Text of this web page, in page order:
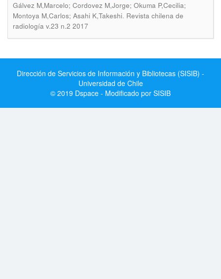
Gálvez M,Marcelo; Cordovez M,Jorge; Okuma P,Cecilia;
Montoya M,Carlos; Asahi K,Takeshi. Revista chilena de
radiología v.23 n.2 2017
Dirección de Servicios de Información y Bibliotecas (SISIB) -
Universidad de Chile
© 2019 Dspace - Modificado por SISIB